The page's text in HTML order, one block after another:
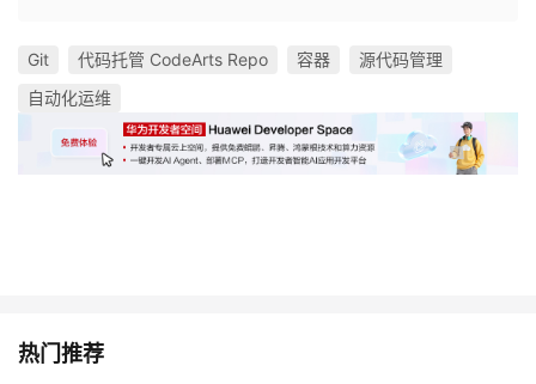
Git 代码托管 CodeArts Repo 容器
源代码管理
自动化运维
热门推荐